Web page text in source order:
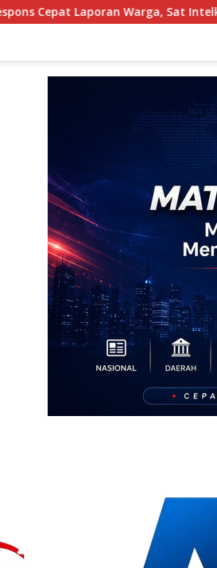
Intelkam Polres Sergai Tangkap